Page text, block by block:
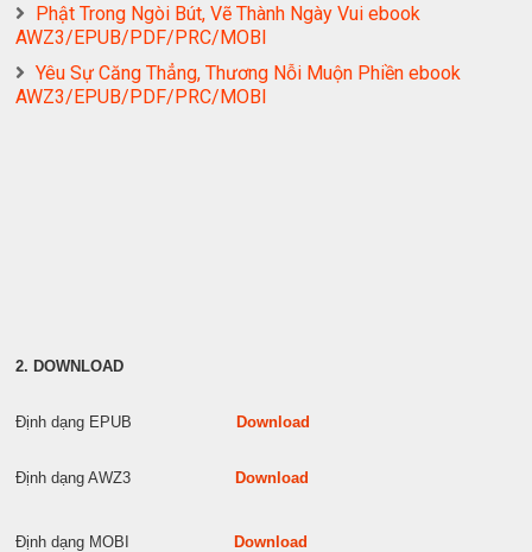
Phật Trong Ngòi Bút, Vẽ Thành Ngày Vui ebook
AWZ3/EPUB/PDF/PRC/MOBI
Yêu Sự Căng Thẳng, Thương Nỗi Muộn Phiền ebook
AWZ3/EPUB/PDF/PRC/MOBI
2. DOWNLOAD
Định dạng EPUBDownload
Định dạng AWZ3Download
Định dạng MOBIDownload